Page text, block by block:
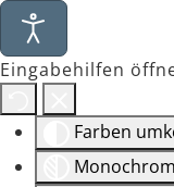
Eingabehilfen
Farben
Monochrom